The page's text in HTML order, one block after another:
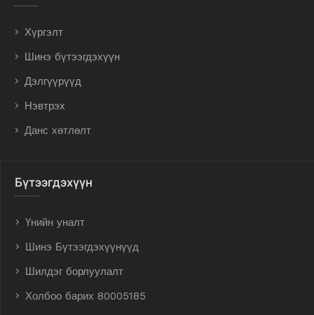
Хүргэлт
Шинэ бүтээгдэхүүн
Дэлгүүрүүд
Нэвтрэх
Данс хөтлөлт
Бүтээгдэхүүн
Үнийн уналт
Шинэ Бүтээгдэхүүнүүд
Шилдэг борлуулалт
Холбоо барих 80005185